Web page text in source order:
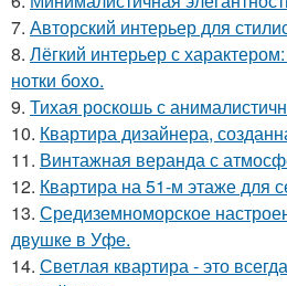
7. Авторский интерьер для
8. Лёгкий интерьер с
нотки бохо.
9. Тихая роскошь с
10. Квартира дизайнера,
11. Винтажная веранда с
12. Квартира на 51-м этаже для
13. Средиземноморское
двушке в Уфе.
14. Светлая квартира - это